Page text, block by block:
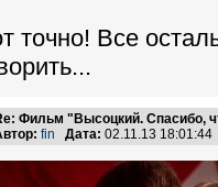
точно! Все
Фильм "Высоцкий. Спасибо,
fin Дата: 02.11.13